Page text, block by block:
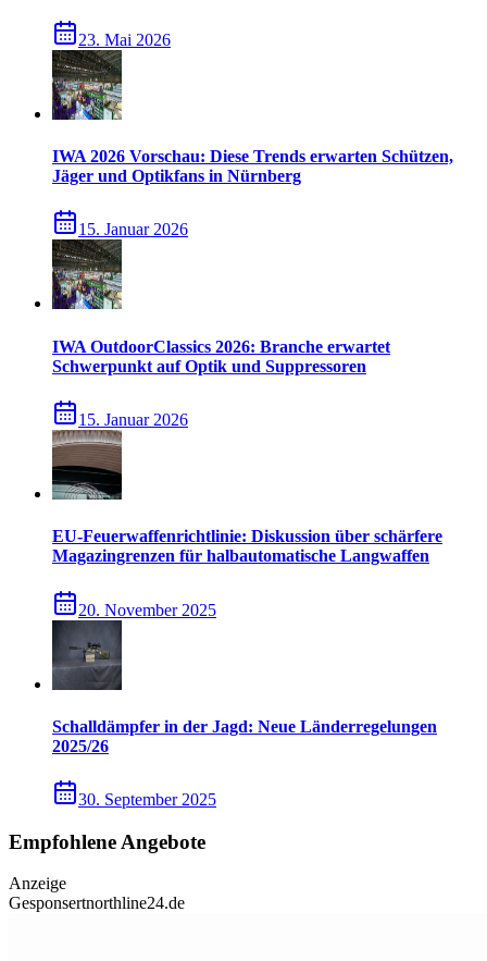
23. Mai 2026
IWA 2026 Vorschau: Diese Trends erwarten Schützen,
Jäger und Optikfans in Nürnberg
15. Januar 2026
IWA OutdoorClassics 2026: Branche erwartet
Schwerpunkt auf Optik und Suppressoren
15. Januar 2026
EU-Feuerwaffenrichtlinie: Diskussion über schärfere
Magazingrenzen für halbautomatische Langwaffen
20. November 2025
Schalldämpfer in der Jagd: Neue Länderregelungen
2025/26
30. September 2025
Empfohlene Angebote
Anzeige
Gesponsertnorthline24.de